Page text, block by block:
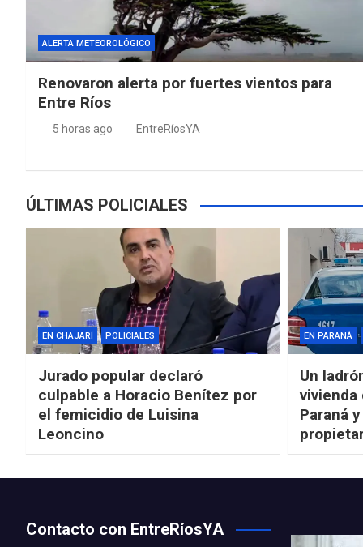
ALERTA METEOROLÓGICO
Renovaron alerta por fuertes vientos para
Entre Ríos
5 horas ago EntreRíosYA
ÚLTIMAS POLICIALES
EN CHAJARÍ POLICIALES
Jurado popular declaró
culpable a Horacio Benítez por
el femicidio de Luisina
Leoncino
EN PARANÁ
Un
vivienda
Paraná
Contacto con EntreRíosYA